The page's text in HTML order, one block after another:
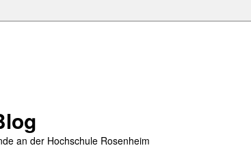
an der Hochschule Rosenheim